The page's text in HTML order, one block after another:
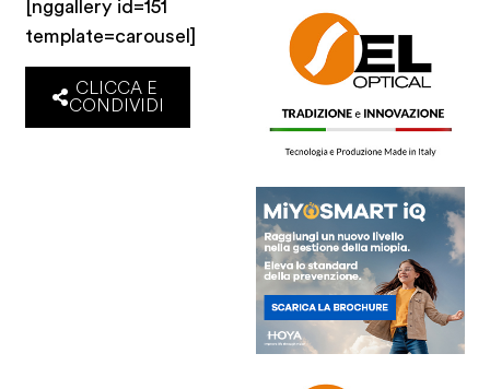
[nggallery id=151
template=carousel]
CLICCA E
CONDIVIDI